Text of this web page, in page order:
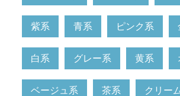
紫系 青系 ピンク系
白系 グレー系 黄系
ベージュ系 茶系 クリー